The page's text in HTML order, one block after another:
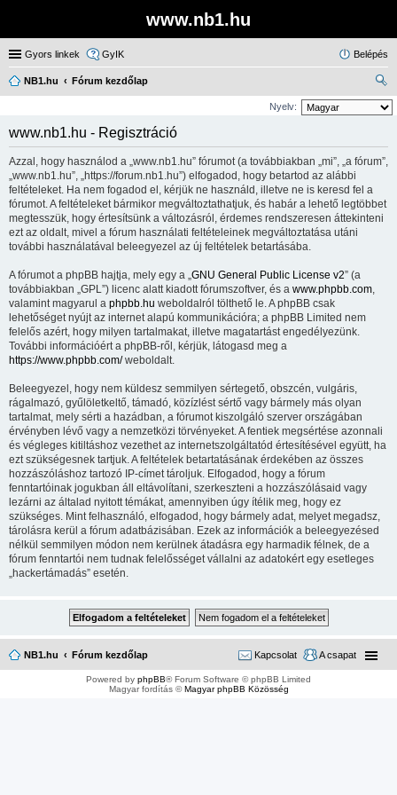
www.nb1.hu
Gyors linkek GyIK Belépés
NB1.hu
Fórum kezdőlap
ere
s
Nyelv:
www.nb1.hu - Regisztráció
Azzal, hogy használod a „www.nb1.hu” fórumot (a továbbiakban „mi”, „a fórum”,
„www.nb1.hu”, „https://forum.nb1.hu”) elfogadod, hogy betartod az alábbi
feltételeket. Ha nem fogadod el, kérjük ne használd, illetve ne is keresd fel a
fórumot. A feltételeket bármikor megváltoztathatjuk, és habár a lehető legtöbbet
megtesszük, hogy értesítsünk a változásról, érdemes rendszeresen áttekinteni
ezt az oldalt, mivel a fórum használati feltételeinek megváltoztatása utáni
további használatával beleegyezel az új feltételek betartásába.
A fórumot a phpBB hajtja, mely egy a „GNU General Public License v2” (a
továbbiakban „GPL”) licenc alatt kiadott fórumszoftver, és a www.phpbb.com,
valamint magyarul a phpbb.hu weboldalról tölthető le. A phpBB csak
lehetőséget nyújt az internet alapú kommunikációra; a phpBB Limited nem
felelős azért, hogy milyen tartalmakat, illetve magatartást engedélyezünk.
További információért a phpBB-ről, kérjük, látogasd meg a
https://www.phpbb.com/weboldalt.
Beleegyezel, hogy nem küldesz semmilyen sértegető, obszcén, vulgáris,
rágalmazó, gyűlöletkeltő, támadó, közízlést sértő vagy bármely más olyan
tartalmat, mely sérti a hazádban, a fórumot kiszolgáló szerver országában
érvényben lévő vagy a nemzetközi törvényeket. A fentiek megsértése azonnali
és végleges kitiltáshoz vezethet az internetszolgáltatód értesítésével együtt, ha
ezt szükségesnek tartjuk. A feltételek betartatásának érdekében az összes
hozzászóláshoz tartozó IP-címet tároljuk. Elfogadod, hogy a fórum
fenntartóinak jogukban áll eltávolítani, szerkeszteni a hozzászólásaid vagy
lezárni az általad nyitott témákat, amennyiben úgy ítélik meg, hogy ez
szükséges. Mint felhasználó, elfogadod, hogy bármely adat, melyet megadsz,
tárolásra kerül a fórum adatbázisában. Ezek az információk a beleegyezésed
nélkül semmilyen módon nem kerülnek átadásra egy harmadik félnek, de a
fórum fenntartói nem tudnak felelősséget vállalni az adatokért egy esetleges
„hackertámadás” esetén.
NB1.hu Fórum kezdőlap A csapat
Kapcsolat
Powered by phpBB® Forum Software © phpBB Limited
Magyar fordítás ©Magyar phpBB Közösség